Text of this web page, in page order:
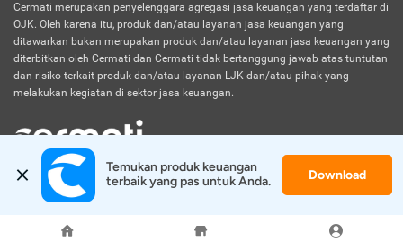
Cermati merupakan penyelenggara agregasi jasa keuangan yang terdaftar di
OJK. Oleh karena itu, produk dan/atau layanan jasa keuangan yang
ditawarkan bukan merupakan produk dan/atau layanan jasa keuangan yang
diterbitkan oleh Cermati dan Cermati tidak bertanggung jawab atas tuntutan
dan risiko terkait produk dan/atau layanan LJK dan/atau pihak yang
melakukan kegiatan di sektor jasa keuangan.
© 2026 Cermati. All Rights Reserved.
Temukan produk keuangan
terbaik yang pas untuk Anda.
Download